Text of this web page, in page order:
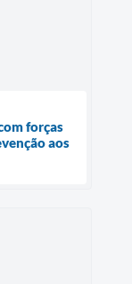
forças
aos